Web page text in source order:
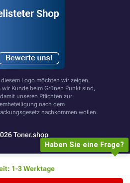
1-3 Werktage
Logo möchten wir zeigen,
wir Kunde beim Grünen Punkt sind,
unseren Pflichten zur
nach dem
nachkommen wollen.
Toner.shop
Haben Sie eine Frage?